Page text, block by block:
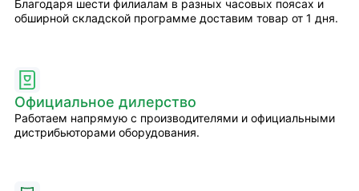
Благодаря шести филиалам в разных часовых поясах и
обширной складской программе доставим товар от 1 дня.
Официальное дилерство
Работаем напрямую с производителями и официальными
дистрибьюторами оборудования.